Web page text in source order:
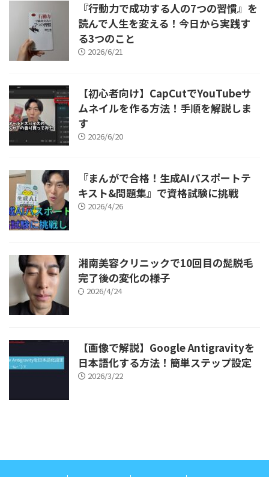
『行動力で成功する人の7つの習慣』を
読んで人生を変える！今日から実践す
る3つのこと
2026/6/21
【初心者向け】CapCutでYouTubeサ
ムネイルを作る方法！手順を解説しま
す
2026/6/20
『まんがで合格！生成AIパスポートテ
キスト&問題集』で資格試験に挑戦
2026/4/26
湘南美容クリニックで10回目の髭脱毛
完了後の変化の様子
2026/4/24
【画像で解説】Google Antigravityを
日本語化する方法！簡単ステップ設定
2026/3/22